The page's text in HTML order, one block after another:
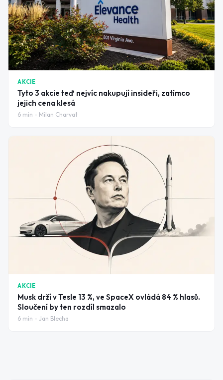
AKCIE
Tyto 3 akcie teď nejvíc nakupují insideři, zatímco
jejich cena klesá
6 min - Milan Charvat
AKCIE
Musk drží v Tesle 13 %, ve SpaceX ovládá 84 % hlasů.
Sloučení by ten rozdíl smazalo
6 min - Jan Blecha